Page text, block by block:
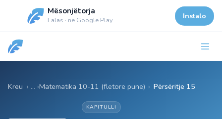
Mësonjëtorja
Falas · në Google Play Instalo
Kreu Matematika 10-11 (fletore pune) › Përsëritje 15
KAPITULLI